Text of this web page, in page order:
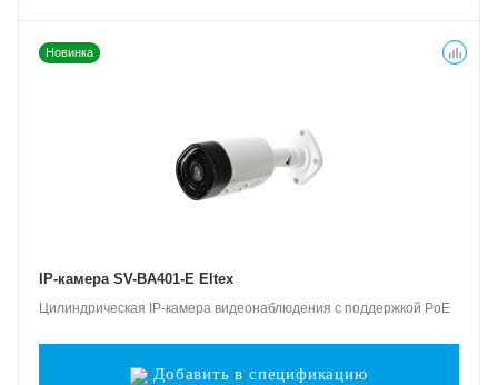
Новинка
IP-камера SV-BA401-E Eltex
Цилиндрическая IP-камера видеонаблюдения с поддержкой PoE
Добавить в спецификацию